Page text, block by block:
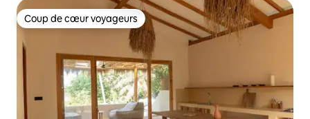
Coup de cœur voyageurs
Coup de cœur voyageurs